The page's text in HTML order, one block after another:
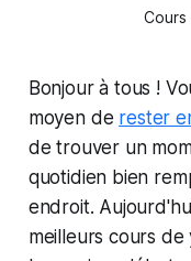
Bonjour à tous !
moyen de rester
de trouver un
quotidien bien
endroit.
meilleurs cours